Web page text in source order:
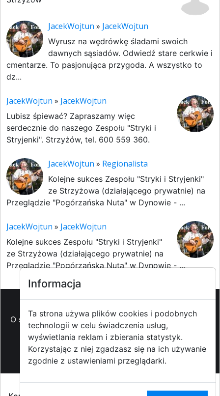
JacekWojtun » JacekWojtun
Wyrusz na wędrówkę śladami swoich
dawnych sąsiadów. Odwiedź stare cerkwie i
cmentarze. To pasjonująca przygoda. A wszystko to
dz...
JacekWojtun » JacekWojtun
Lubisz śpiewać? Zapraszamy więc
serdecznie do naszego Zespołu "Stryki i
Stryjenki". Strzyżów, tel. 600 559 360.
JacekWojtun » Regionalista
Kolejne sukces Zespołu "Stryki i Stryjenki"
ze Strzyżowa (działającego prywatnie) na
Przeglądzie "Pogórzańska Nuta" w Dynowie - ...
JacekWojtun » JacekWojtun
Kolejne sukces Zespołu "Stryki i Stryjenki"
ze Strzyżowa (działającego prywatnie) na
Przeglądzie "Pogórzańska Nuta" w Dynowie - ...
O strzyzowiak.pl-Reklama-Pomoc (FAQ)-Patronat
medialny - Prawa autorskie- Redakcja i
kontakt -Współpraca z mediami
Copyright ©2009-2014 strzyzowiak.pl,
Informacja
Ta strona używa plików cookies i podobnych
technologii w celu świadczenia usług,
wyświetlania reklam i zbierania statystyk.
Korzystając z niej zgadzasz się na ich używanie
zgodnie z ustawieniami przeglądarki.